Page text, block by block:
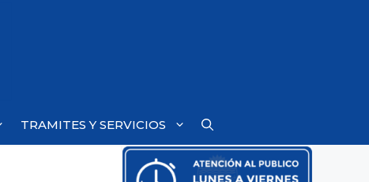
TRAMITES Y SERVICIOS